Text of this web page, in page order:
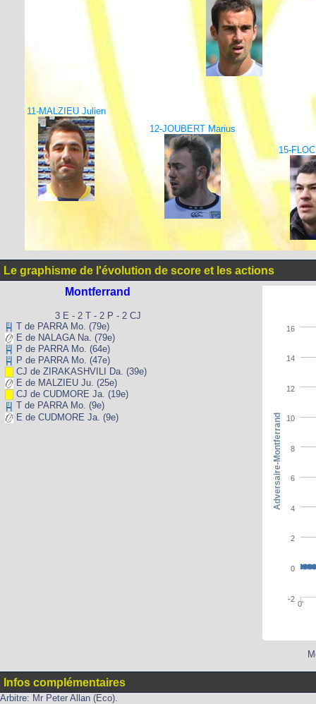
11-MALZIEU Julien
12-JOUBERT Marius
15-
Le graphisme de l'évolution de score et les actions
Montferrand
3 E - 2 T - 2 P - 2 CJ
T de PARRA Mo. (79e)
E de NALAGA Na. (79e)
P de PARRA Mo. (64e)
P de PARRA Mo. (47e)
CJ de ZIRAKASHVILI Da. (39e)
E de MALZIEU Ju. (25e)
CJ de CUDMORE Ja. (19e)
T de PARRA Mo. (9e)
E de CUDMORE Ja. (9e)
0'
-2
0
2
4
6
8
10
12
14
16
Adversaire-Montferrand
Infos complémentaires
Arbitre: Mr Peter Allan (Eco).